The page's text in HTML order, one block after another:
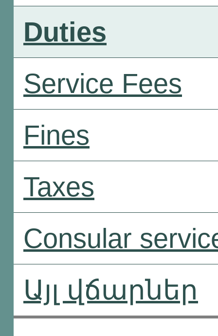
Duties
Service Fees
Fines
Taxes
Consular
Այլ վճարներ